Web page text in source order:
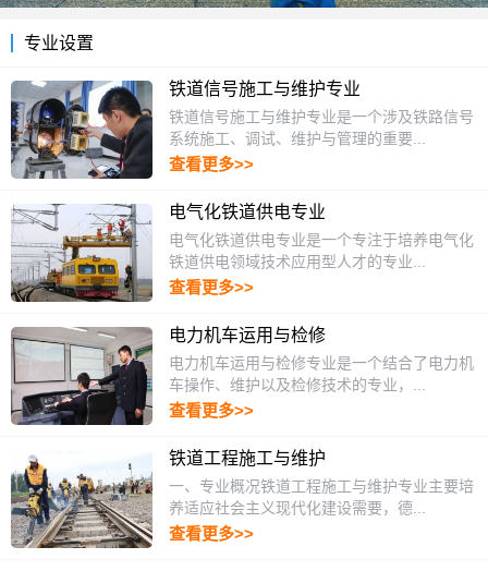
专业设置
铁道信号施工与维护专业
铁道信号施工与维护专业是一个涉及铁路信号
系统施工、调试、维护与管理的重要...
查看更多>>
电气化铁道供电专业
电气化铁道供电专业是一个专注于培养电气化
铁道供电领域技术应用型人才的专业...
查看更多>>
电力机车运用与检修
电力机车运用与检修专业是一个结合了电力机
车操作、维护以及检修技术的专业，...
查看更多>>
铁道工程施工与维护
一、专业概况铁道工程施工与维护专业主要培
养适应社会主义现代化建设需要，德...
查看更多>>